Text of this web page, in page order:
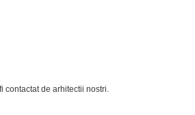
de arhitectii nostri.